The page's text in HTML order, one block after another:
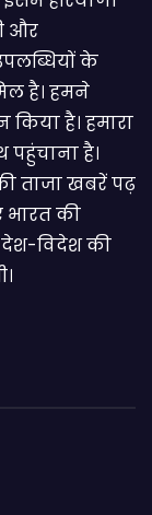
और
के
है। हमने
है। हमारा
है।
ताजा खबरें पढ़
भारत की
विदेश की